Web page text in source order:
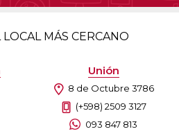
MÁS CERCANO
Unión
8 de Octubre 3786
(+598) 2509 3127
093 847 813